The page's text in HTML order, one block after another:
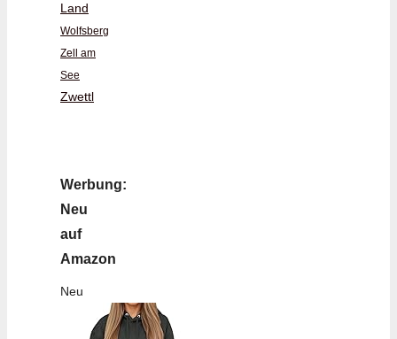
Land
Wolfsberg
Zell am
See
Zwettl
Werbung:
Neu
auf
Amazon
Neu